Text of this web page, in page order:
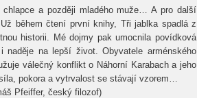
a později mladého muže… A pro další
během čtení první knihy, Tři jablka spadlá z
historii. Mé dojmy pak umocnila povídková
na lepší život. Obyvatele arménského
válečný konflikt o Náhorní Karabach a jeho
pokora a vytrvalost se stávají vzorem…
Pfeiffer, český filozof)